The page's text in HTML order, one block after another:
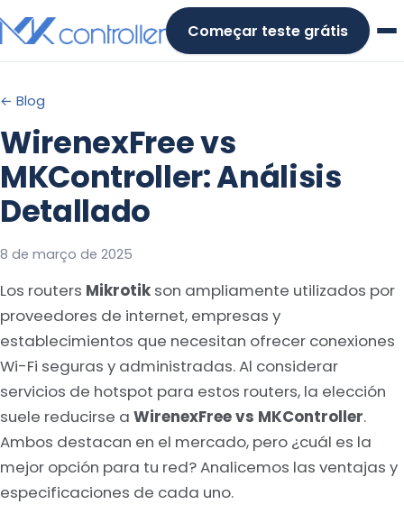
to
Começar teste grátis
← Blog
WirenexFree vs
MKController: Análisis
Detallado
8 de março de 2025
Los routers Mikrotik son ampliamente utilizados por
proveedores de internet, empresas y
establecimientos que necesitan ofrecer conexiones
Wi-Fi seguras y administradas. Al considerar
servicios de hotspot para estos routers, la elección
suele reducirse a WirenexFree vs MKController.
Ambos destacan en el mercado, pero ¿cuál es la
mejor opción para tu red? Analicemos las ventajas y
especificaciones de cada uno.